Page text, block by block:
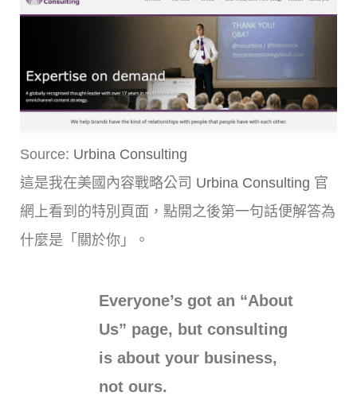
Source: Urbina Consulting
這是我在美國內容戰略公司 Urbina Consulting 官
網上看到的特別頁面，點開之後第一句話便解答為
什麼是「關於你」。
Everyone’s got an “About
Us” page, but consulting
is about your business,
not ours.